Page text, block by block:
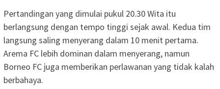
Pertandingan yang dimulai pukul 20.30 Wita itu
berlangsung dengan tempo tinggi sejak awal. Kedua tim
langsung saling menyerang dalam 10 menit pertama.
Arema FC lebih dominan dalam menyerang, namun
Borneo FC juga memberikan perlawanan yang tidak kalah
berbahaya.